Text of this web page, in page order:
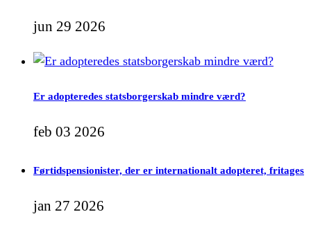
jun 29 2026
Er adopteredes statsborgerskab mindre værd?
feb 03 2026
Førtidspensionister, der er internationalt adopteret, fritages
jan 27 2026